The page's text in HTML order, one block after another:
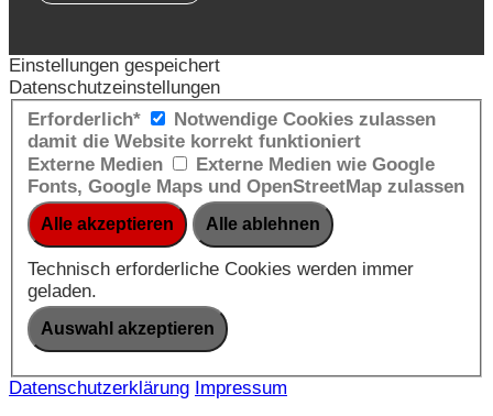
Einstellungen gespeichert
Datenschutzeinstellungen
Erforderlich*
Notwendige Cookies zulassen
damit die Website korrekt funktioniert
Externe Medien
Externe Medien wie Google
Fonts, Google Maps und OpenStreetMap zulassen
Technisch erforderliche Cookies werden immer
geladen.
Datenschutzerklärung Impressum